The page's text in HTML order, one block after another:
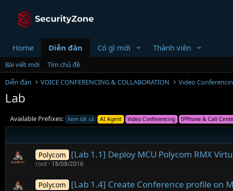
Home Diễn đàn Có gì mới Thành viên
Bài viết mới
Tìm chủ đề
Diễn đàn
VOICE CONFERENCING & COLLABORATION Video
Lab
Available Prefixes: Xem tất cả AI Agent Video Conferencing IPPhone & Call
Polycom [Lab 1.1] Deploy MCU Polycom RMX
root 18/08/2016
Polycom [Lab 1.4] Create Conference profile on